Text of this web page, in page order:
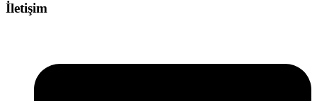
İletişim